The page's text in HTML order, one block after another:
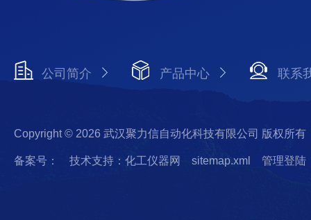
公司简介 产品中心 联系
Copyright © 2026 武汉聚力信自动化科技有限公司 版权所有
备案号： 技术支持：化工仪器网 sitemap.xml 管理登陆